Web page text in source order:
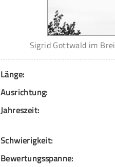
Sigrid Gottwald im
Länge:
Ausrichtung:
Jahreszeit:
Schwierigkeit:
Bewertungsspanne: